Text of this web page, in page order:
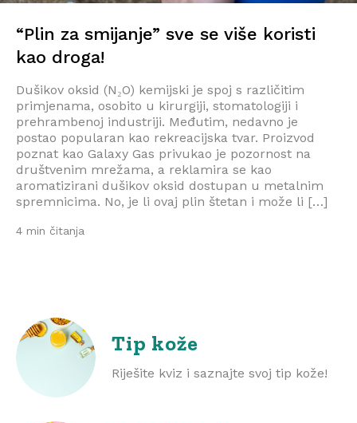
“Plin za smijanje” sve se više koristi
kao droga!
Dušikov oksid (N₂O) kemijski je spoj s različitim
primjenama, osobito u kirurgiji, stomatologiji i
prehrambenoj industriji. Međutim, nedavno je
postao popularan kao rekreacijska tvar. Proizvod
poznat kao Galaxy Gas privukao je pozornost na
društvenim mrežama, a reklamira se kao
aromatizirani dušikov oksid dostupan u metalnim
spremnicima. No, je li ovaj plin štetan i može li […]
4 min čitanja
Tip kože
Riješite kviz i saznajte svoj tip kože!